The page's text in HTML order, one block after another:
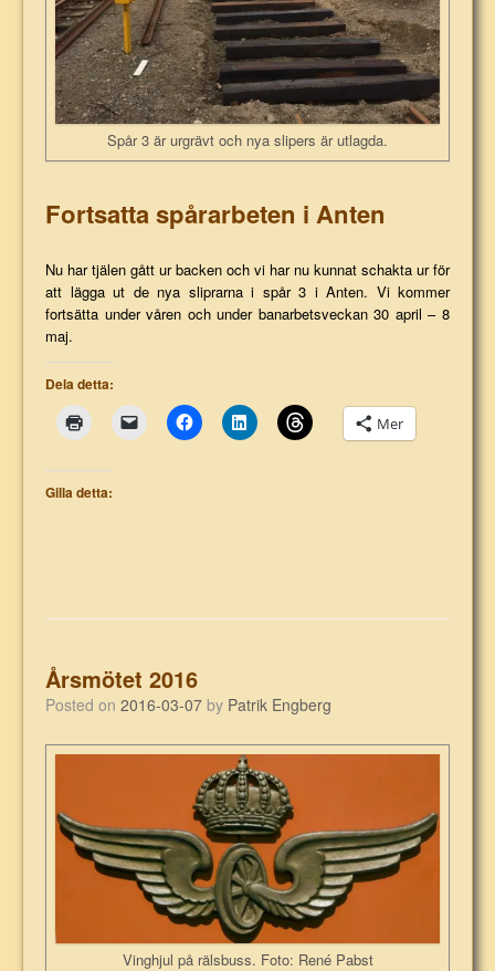
Spår 3 är urgrävt och nya slipers är utlagda.
Fortsatta spårarbeten i Anten
Nu har tjälen gått ur backen och vi har nu kunnat schakta ur för
att lägga ut de nya sliprarna i spår 3 i Anten. Vi kommer
fortsätta under våren och under banarbetsveckan 30 april – 8
maj.
Dela detta:
Mer
Gilla detta:
Årsmötet 2016
Posted on 2016-03-07 by Patrik Engberg
Vinghjul på rälsbuss. Foto: René Pabst